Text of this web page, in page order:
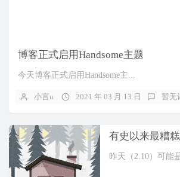
博客正式启用Handsome主题
今天博客正式启用Handsome主...
小言u 2021 年 03 月 13 日 暂无
有史以来最糟
昨天（2.10）可能